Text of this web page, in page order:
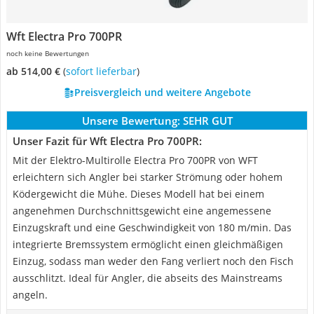
Wft Electra Pro 700PR
noch keine Bewertungen
ab 514,00 € ( Sofort lieferbar)
Preisvergleich und weitere Angebote
Unsere Bewertung: SEHR GUT
Unser Fazit für Wft Electra Pro 700PR:
Mit der Elektro-Multirolle Electra Pro 700PR von WFT
erleichtern sich Angler bei starker Strömung oder hohem
Ködergewicht die Mühe. Dieses Modell hat bei einem
angenehmen Durchschnittsgewicht eine angemessene
Einzugskraft und eine Geschwindigkeit von 180 m/min. Das
integrierte Bremssystem ermöglicht einen gleichmäßigen
Einzug, sodass man weder den Fang verliert noch den Fisch
ausschlitzt. Ideal für Angler, die abseits des Mainstreams
angeln.